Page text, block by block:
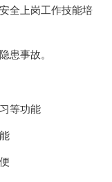
全上岗工作技能培
患事故。
等功能